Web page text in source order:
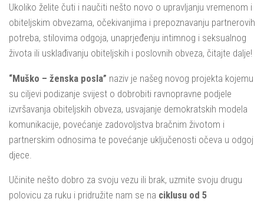
Ukoliko želite čuti i naučiti nešto novo o upravljanju vremenom i
obiteljskim obvezama, očekivanjima i prepoznavanju partnerovih
potreba, stilovima odgoja, unaprjeđenju intimnog i seksualnog
života ili usklađivanju obiteljskih i poslovnih obveza, čitajte dalje!
“Muško – ženska posla” naziv je našeg novog projekta kojemu
su ciljevi podizanje svijest o dobrobiti ravnopravne podjele
izvršavanja obiteljskih obveza, usvajanje demokratskih modela
komunikacije, povećanje zadovoljstva bračnim životom i
partnerskim odnosima te povećanje uključenosti očeva u odgoj
djece.
Učinite nešto dobro za svoju vezu ili brak, uzmite svoju drugu
polovicu za ruku i pridružite nam se na ciklusu od 5